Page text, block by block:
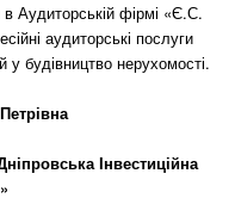
Аудиторській фірмі «Є.С.
аудиторські послуги
у будівництво нерухомості.
Інвестиційна